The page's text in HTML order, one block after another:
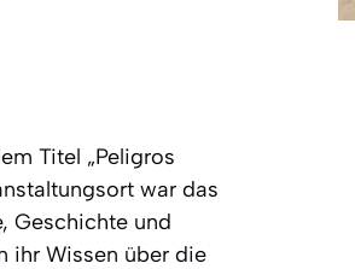
Titel „Peligros
war das
Geschichte und
ihr Wissen über die